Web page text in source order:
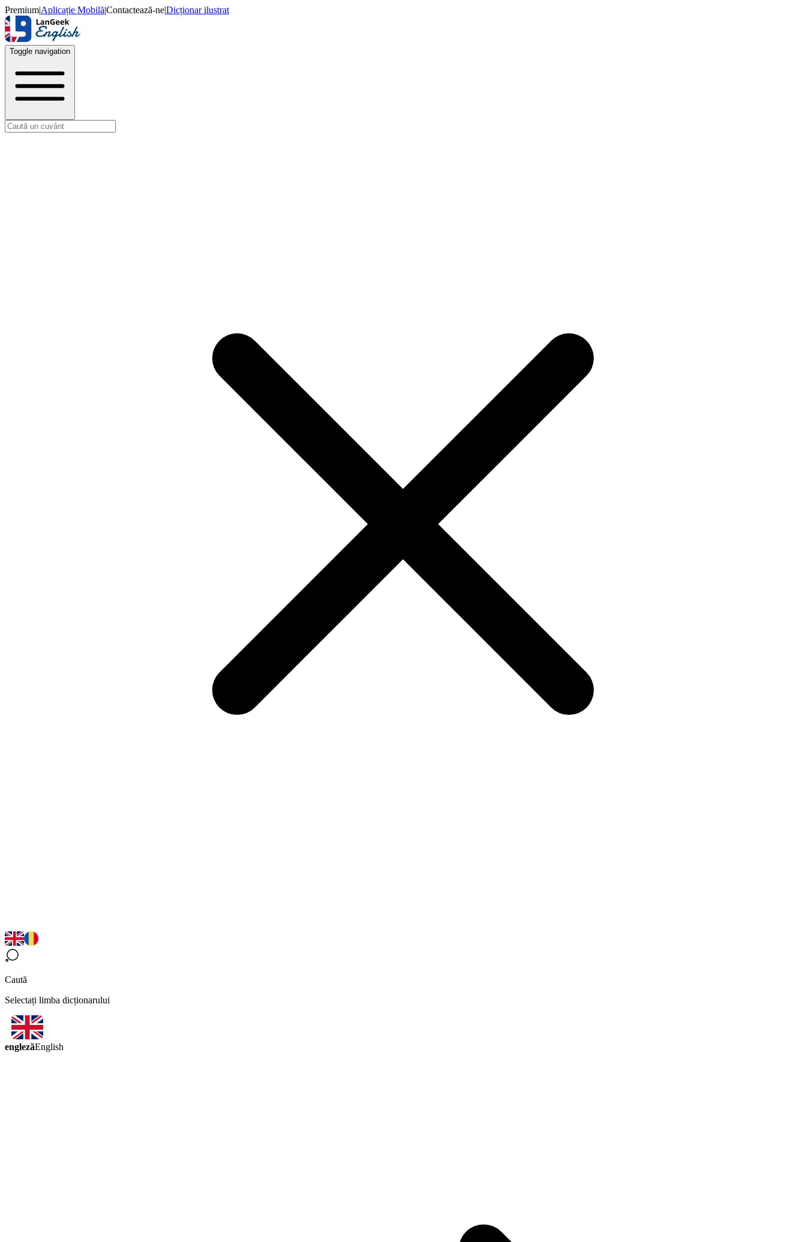
Premium|Aplicație Mobilă|Contactează-ne|Dicționar ilustrat
Toggle navigation
Caută
Selectați limba dicționarului
englezăEnglish